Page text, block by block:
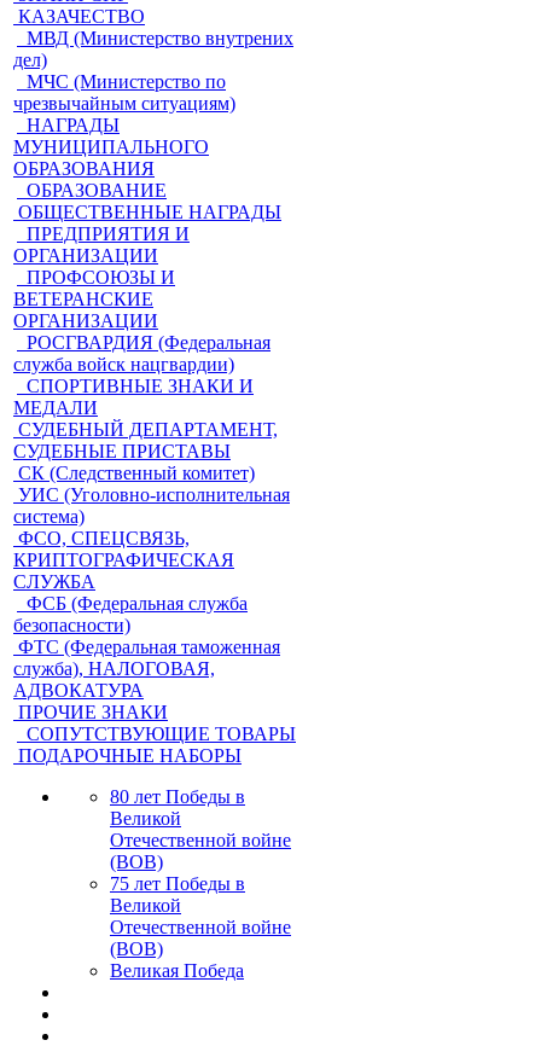
КАЗАЧЕСТВО
МВД (Министерство внутрених
дел)
МЧС (Министерство по
чрезвычайным ситуациям)
НАГРАДЫ
МУНИЦИПАЛЬНОГО
ОБРАЗОВАНИЯ
ОБРАЗОВАНИЕ
ОБЩЕСТВЕННЫЕ НАГРАДЫ
ПРЕДПРИЯТИЯ И
ОРГАНИЗАЦИИ
ПРОФСОЮЗЫ И
ВЕТЕРАНСКИЕ
ОРГАНИЗАЦИИ
РОСГВАРДИЯ (Федеральная
служба войск нацгвардии)
СПОРТИВНЫЕ ЗНАКИ И
МЕДАЛИ
СУДЕБНЫЙ ДЕПАРТАМЕНТ,
СУДЕБНЫЕ ПРИСТАВЫ
СК (Следственный комитет)
УИС (Уголовно-исполнительная
система)
ФСО, СПЕЦСВЯЗЬ,
КРИПТОГРАФИЧЕСКАЯ
СЛУЖБА
ФСБ (Федеральная служба
безопасности)
ФТС (Федеральная таможенная
служба), НАЛОГОВАЯ,
АДВОКАТУРА
ПРОЧИЕ ЗНАКИ
СОПУТСТВУЮЩИЕ ТОВАРЫ
ПОДАРОЧНЫЕ НАБОРЫ
80 лет Победы в
Великой
Отечественной войне
(ВОВ)
75 лет Победы в
Великой
Отечественной войне
(ВОВ)
Великая Победа